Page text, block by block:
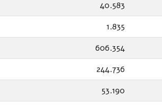
40.583
1.835
606.354
244.736
53.190